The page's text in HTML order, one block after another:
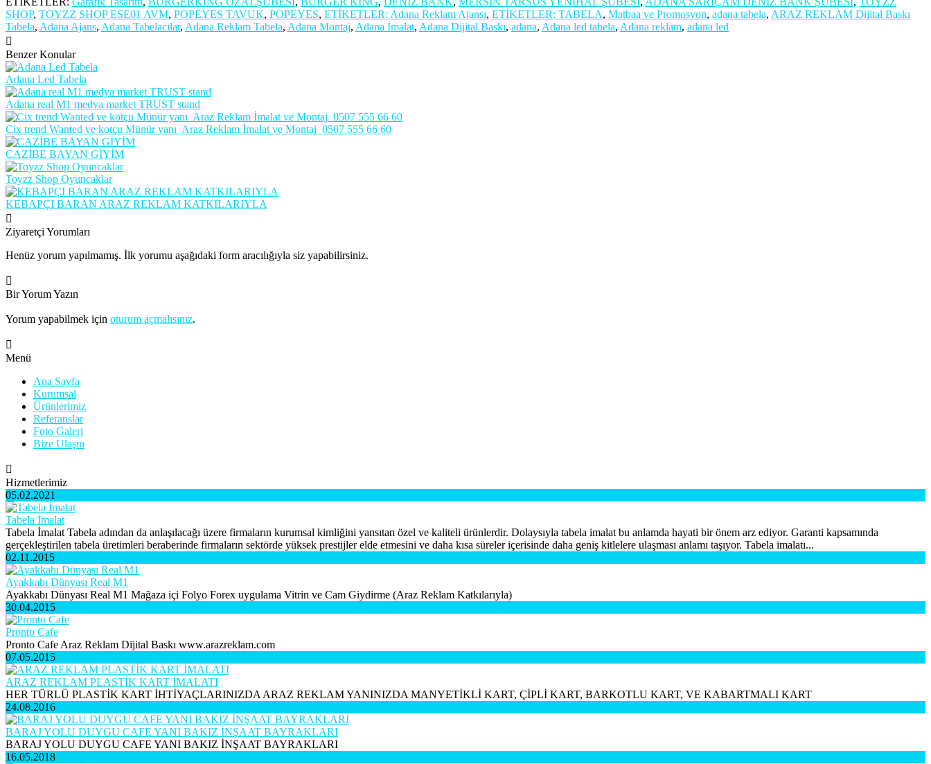
SHOP, TOYZZ SHOP ESE01 AVM, POPEYES TAVUK, POPEYES, ETİKETLER: Adana Reklam Ajansı, ETİKETLER: TABELA, Matbaa ve Promosyon, adana tabela, ARAZ REKLAM Dijital Baskı
Tabela, Adana Ajans, Adana Tabelacılar, Adana Reklam Tabela, Adana Montaj, Adana İmalat, Adana Dijital Baskı, adana, Adana led tabela, Adana reklam, adana led
Benzer Konular
Adana Led Tabela
Adana real M1 medya market TRUST stand
Cix trend Wanted ve kotçu Münür yanı Araz Reklam İmalat ve Montaj 0507 555 66 60
CAZİBE BAYAN GİYİM
Toyzz Shop Oyuncaklar
KEBAPÇI BARAN ARAZ REKLAM KATKILARIYLA
Ziyaretçi Yorumları
Henüz yorum yapılmamış. İlk yorumu aşağıdaki form aracılığıyla siz yapabilirsiniz.
Bir Yorum Yazın
Yorum yapabilmek için oturum açmalısınız.
Menü
Ana Sayfa
Kurumsal
Ürünlerimiz
Referanslar
Foto Galeri
Bize Ulaşın
Hizmetlerimiz
05.02.2021
Tabela İmalat
Tabela İmalat Tabela adından da anlaşılacağı üzere firmaların kurumsal kimliğini yansıtan özel ve kaliteli ürünlerdir. Dolaysıyla tabela imalat bu anlamda hayati bir önem arz ediyor. Garanti kapsamında
gerçekleştirilen tabela üretimleri beraberinde firmaların sektörde yüksek prestijler elde etmesini ve daha kısa süreler içerisinde daha geniş kitlelere ulaşması anlamı taşıyor. Tabela imalatı...
02.11.2015
Ayakkabı Dünyası Real M1
Ayakkabı Dünyası Real M1 Mağaza içi Folyo Forex uygulama Vitrin ve Cam Giydirme (Araz Reklam Katkılarıyla)
30.04.2015
Pronto Cafe
Pronto Cafe Araz Reklam Dijital Baskı www.arazreklam.com
07.05.2015
ARAZ REKLAM PLASTİK KART İMALATI
HER TÜRLÜ PLASTİK KART İHTİYAÇLARINIZDA ARAZ REKLAM YANINIZDA MANYETİKLİ KART, ÇİPLİ KART, BARKOTLU KART, VE KABARTMALI KART
24.08.2016
BARAJ YOLU DUYGU CAFE YANI BAKIZ İNŞAAT BAYRAKLARI
BARAJ YOLU DUYGU CAFE YANI BAKIZ İNŞAAT BAYRAKLARI
16.05.2018